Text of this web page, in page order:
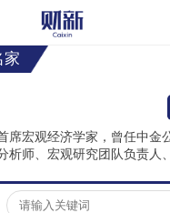
家
席宏观经济学家，曾任中金
析师、宏观研究团队负责人
分行，并曾在基金管理行业